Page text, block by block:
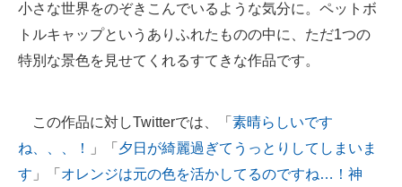
ちょっと気になるネットの話題
小さな世界をのぞきこんでいるような気分に。ペットボ
トルキャップというありふれたものの中に、ただ1つの
特別な景色を見せてくれるすてきな作品です。
この作品に対しTwitterでは、「 素晴らしいです
ね、、、！
」「 夕日が綺麗過ぎてうっとりしてしまいま
す 」「 オレンジは元の色を活かしてるのですね…！神